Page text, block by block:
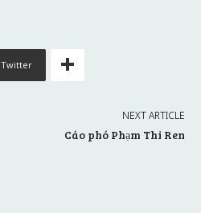
Twitter
NEXT ARTICLE
Cáo phó Phạm Thi Ren